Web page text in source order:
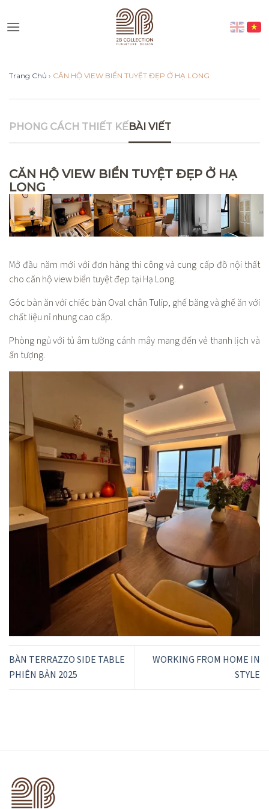
to
Trang Chủ › CĂN HỘ VIEW BIỂN TUYỆT ĐẸP Ở HẠ LONG
PHONG CÁCH THIẾT KẾBÀI VIẾT
CĂN HỘ VIEW BIỂN TUYỆT ĐẸP Ở HẠ
LONG
Mở đầu năm mới với đơn hàng thi công và cung cấp đồ nội thất
cho căn hộ view biển tuyệt đẹp tại Hạ Long.
Góc bàn ăn với chiếc bàn Oval chân Tulip, ghế băng và ghế ăn với
chất liệu nỉ nhung cao cấp.
Phòng ngủ với tủ âm tường cánh mây mang đến vẻ thanh lịch và
ấn tượng.
BÀN TERRAZZO SIDE TABLE
PHIÊN BẢN 2025
WORKING FROM HOME IN
STYLE
Vui lòng lựa chọn hình thức liên
lạc phù hợp với quý khách
Nhắn tin qua Zalo
Nhắn tin qua Messenger
Nhắn tin qua Whatsap